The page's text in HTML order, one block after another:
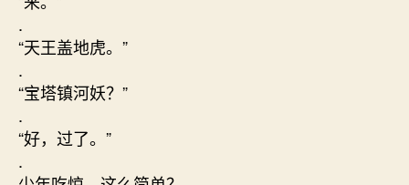
.
“天王盖地虎。”
.
“宝塔镇河妖？”
.
“好，过了。”
.